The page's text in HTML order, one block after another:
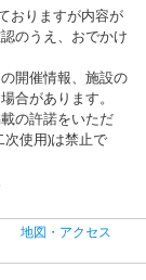
おりますが内容が
のうえ、おでかけ
開催情報、施設の
合があります。
の許諾をいただ
使用)は禁止で
地図・アクセス